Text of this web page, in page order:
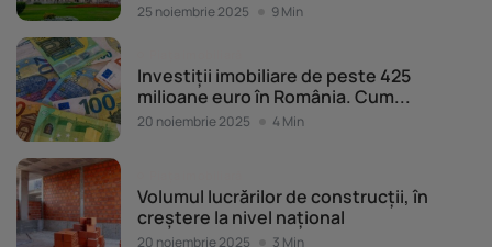
25 noiembrie 2025 9 Min
Investiții imobiliare de peste 425
milioane euro în România. Cum...
20 noiembrie 2025 4 Min
Volumul lucrărilor de construcții, în
creștere la nivel național
20 noiembrie 2025 3 Min